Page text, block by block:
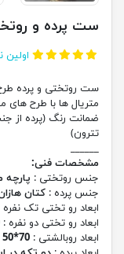
ست پرده و
اولین
ست روتختی و پرده
متریال ها با طرح
ضمانت رنگ (پرده از
تترون)
______
مشخصات فنی:
جنس روتختی : پارچه
جنس پرده : کتان
ابعاد رو تختی تک نفره
ابعاد رو تختی دو نفره :
ابعاد روبالشتی : 70*50